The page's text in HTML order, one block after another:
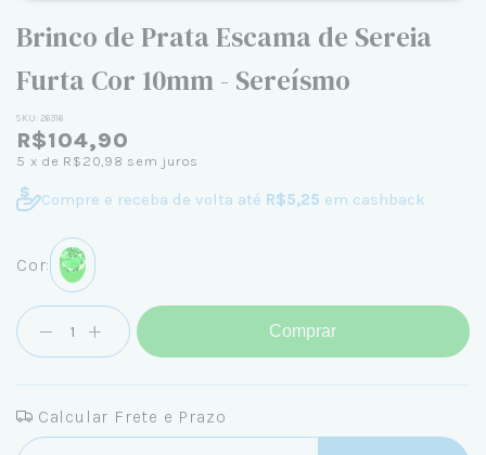
Brinco de Prata Escama de Sereia
Furta Cor 10mm - Sereísmo
SKU: 26316
R$104,90
5 x de R$20,98 sem juros
Compre e receba de volta até R$5,25 em cashback
Cor:
Comprar
Calcular Frete e Prazo
Entregas para o CEP: